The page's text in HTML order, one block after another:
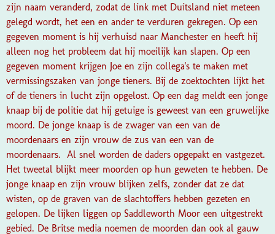
zijn naam veranderd, zodat de link met Duitsland niet meteen
gelegd wordt, het een en ander te verduren gekregen. Op een
gegeven moment is hij verhuisd naar Manchester en heeft hij
alleen nog het probleem dat hij moeilijk kan slapen. Op een
gegeven moment krijgen Joe en zijn collega's te maken met
vermissingszaken van jonge tieners. Bij de zoektochten lijkt het
of de tieners in lucht zijn opgelost. Op een dag meldt een jonge
knaap bij de politie dat hij getuige is geweest van een gruwelijke
moord. De jonge knaap is de zwager van een van de
moordenaars en zijn vrouw de zus van een van de
moordenaars. Al snel worden de daders opgepakt en vastgezet.
Het tweetal blijkt meer moorden op hun geweten te hebben. De
jonge knaap en zijn vrouw blijken zelfs, zonder dat ze dat
wisten, op de graven van de slachtoffers hebben gezeten en
gelopen. De lijken liggen op Saddleworth Moor een uitgestrekt
gebied. De Britse media noemen de moorden dan ook al gauw